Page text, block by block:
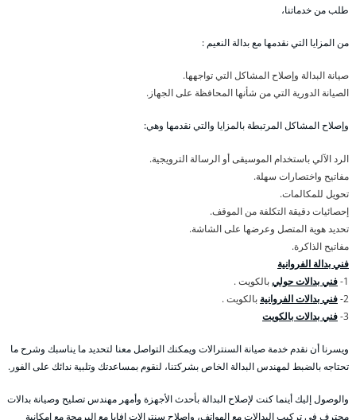
طلب من خدماتنا،
من المزايا التي نقدمها مع بدالة النعيم :
صيانة البدالة وإصلاح المشاكل التي تواجهها.
الصيانة الدورية التي من شأنها المحافظة على الجهاز.
وإصلاح المشاكل المرتبطة بالمزايا والتي نقدمها وهي:
الرد الآلي باستخدام الموسيقى أو الرسالة الترويجية.
مفاتيح واختصارات سهلة.
تحويل للمكالمات.
إحصائيات دقيقة التكلفة من الموقف.
تحديد هوية المتصل وعرضها على الشاشة.
مفاتيح الذاكرة.
فني بدالة الفروانية
1- فني بدالات حوليبالكويت .
2- فني بدالات الفروانية بالكويت .
3- فني بدالات بالكويت
ويسرنا أن نقدم خدمة صيانة السنترالات ويمكنك التواصل معنا لتحديد ما يناسبك وشرح ما
تحتاجه بالضبط لمهندس البدالة الخاص بشركتنا، لنقوم بمساعدتك وتلبية ندائك على الفور.
والوصول إليك أينما كنت لإصلاح البدالة بأحدث الأجهزة وأمهر مهندس تصليح وصيانة بدالات
محترف في تركيب البدالات مع الهواتف، وإصلاح سنترالات افايا مع البرمجة مع إمكانية